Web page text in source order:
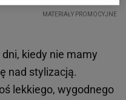
kiedy nie mamy
nad stylizacją.
lekkiego, wygodnego